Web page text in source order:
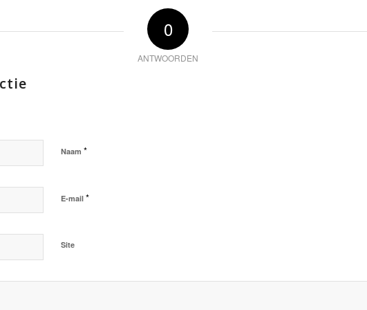
0
ANTWOORDEN
Naam *
E-mail *
Site